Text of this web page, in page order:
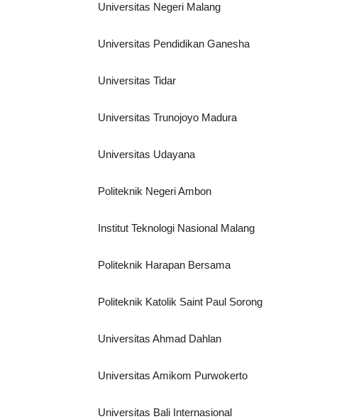
Universitas Negeri Malang
Universitas Pendidikan Ganesha
Universitas Tidar
Universitas Trunojoyo Madura
Universitas Udayana
Politeknik Negeri Ambon
Institut Teknologi Nasional Malang
Politeknik Harapan Bersama
Politeknik Katolik Saint Paul Sorong
Universitas Ahmad Dahlan
Universitas Amikom Purwokerto
Universitas Bali Internasional